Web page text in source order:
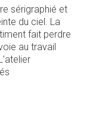
sérigraphié et
du ciel. La
fait perdre
au travail